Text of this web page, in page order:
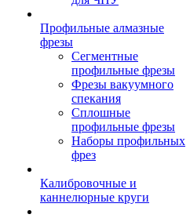
Профильные алмазные
фрезы
Сегментные
профильные фрезы
Фрезы вакуумного
спекания
Сплошные
профильные фрезы
Наборы профильных
фрез
Калибровочные и
каннелюрные круги